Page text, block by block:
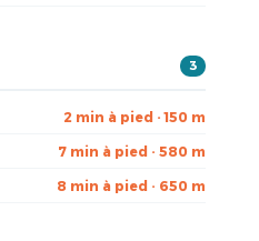
3
2 min à pied · 150 m
7 min à pied · 580 m
8 min à pied · 650 m